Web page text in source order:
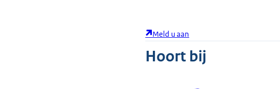
Meld u aan
Hoort bij